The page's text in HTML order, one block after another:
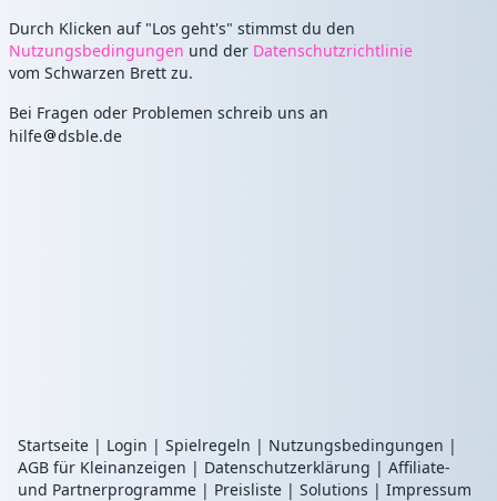
Durch Klicken auf "Los geht's" stimmst du den
Nutzungsbedingungen und der Datenschutzrichtlinie
vom Schwarzen Brett zu.
Bei Fragen oder Problemen schreib uns an
hilfe
dsble.de
Startseite | Login | Spielregeln | Nutzungsbedingungen |
AGB für Kleinanzeigen | Datenschutzerklärung | Affiliate-
und Partnerprogramme | Preisliste | Solutions | Impressum